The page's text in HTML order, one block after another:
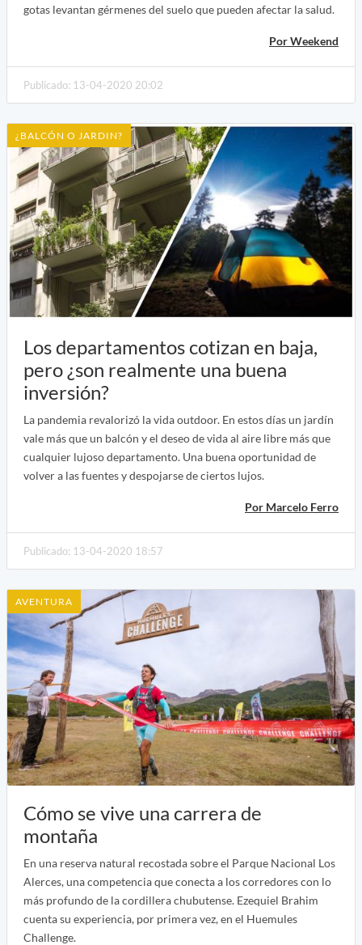
gotas levantan gérmenes del suelo que pueden afectar la salud.
Por Weekend
Publicado: 13-04-2020 20:02
¿BALCÓN O JARDIN?
Los departamentos cotizan en baja,
pero ¿son realmente una buena
inversión?
La pandemia revalorizó la vida outdoor. En estos días un jardín
vale más que un balcón y el deseo de vida al aire libre más que
cualquier lujoso departamento. Una buena oportunidad de
volver a las fuentes y despojarse de ciertos lujos.
Por Marcelo Ferro
Publicado: 13-04-2020 18:57
AVENTURA
Cómo se vive una carrera de
montaña
En una reserva natural recostada sobre el Parque Nacional Los
Alerces, una competencia que conecta a los corredores con lo
más profundo de la cordillera chubutense. Ezequiel Brahim
cuenta su experiencia, por primera vez, en el Huemules
Challenge.